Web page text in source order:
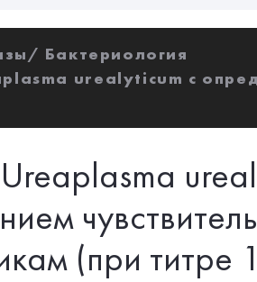
Бактериология
urealyticum с
(при